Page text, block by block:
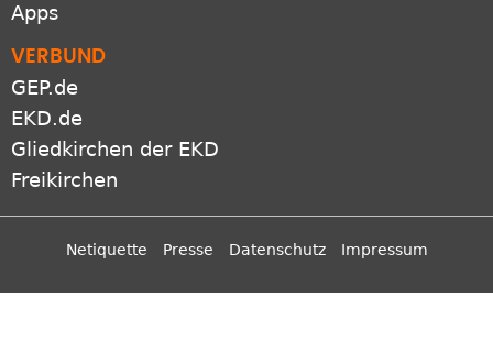
Apps
VERBUND
GEP.de
EKD.de
Gliedkirchen der EKD
Freikirchen
Netiquette Presse Datenschutz Impressum